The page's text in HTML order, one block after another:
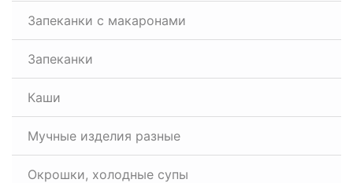
Запеканки с макаронами
Запеканки
Каши
Мучные изделия разные
Окрошки, холодные супы